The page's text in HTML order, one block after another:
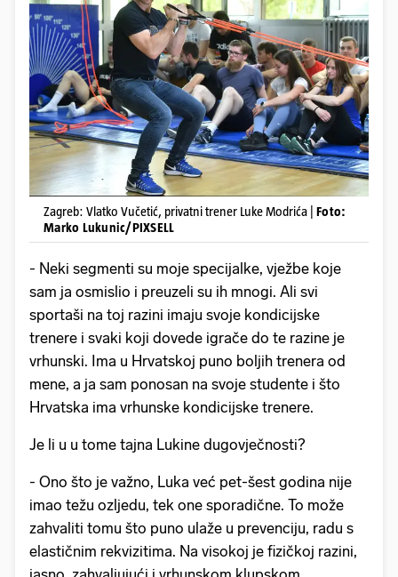
Zagreb: Vlatko Vučetić, privatni trener Luke Modrića | Foto:
Marko Lukunic/PIXSELL
- Neki segmenti su moje specijalke, vježbe koje
sam ja osmislio i preuzeli su ih mnogi. Ali svi
sportaši na toj razini imaju svoje kondicijske
trenere i svaki koji dovede igrače do te razine je
vrhunski. Ima u Hrvatskoj puno boljih trenera od
mene, a ja sam ponosan na svoje studente i što
Hrvatska ima vrhunske kondicijske trenere.
Je li u u tome tajna Lukine dugovječnosti?
- Ono što je važno, Luka već pet-šest godina nije
imao težu ozljedu, tek one sporadične. To može
zahvaliti tomu što puno ulaže u prevenciju, radu s
elastičnim rekvizitima. Na visokoj je fizičkoj razini,